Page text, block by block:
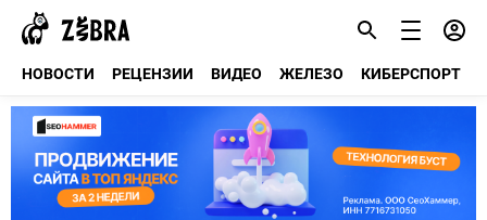
НОВОСТИ РЕЦЕНЗИИ ВИДЕО ЖЕЛЕЗО КИБЕРСПОРТ